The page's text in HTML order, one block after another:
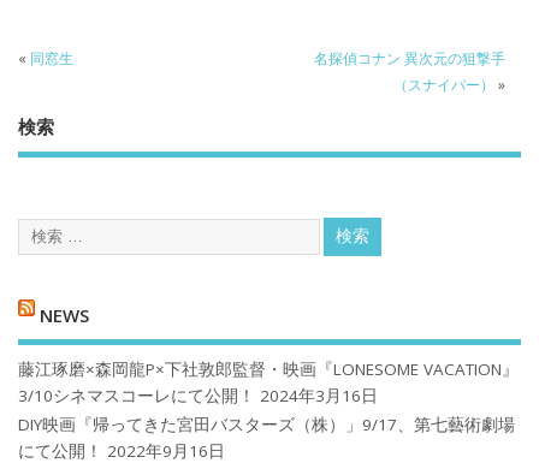
« 同窓生
名探偵コナン 異次元の狙撃手
（スナイパー） »
検索
NEWS
藤江琢磨×森岡龍P×下社敦郎監督・映画『LONESOME VACATION』
3/10シネマスコーレにて公開！
2024年3月16日
DIY映画『帰ってきた宮田バスターズ（株）」9/17、第七藝術劇場
にて公開！
2022年9月16日